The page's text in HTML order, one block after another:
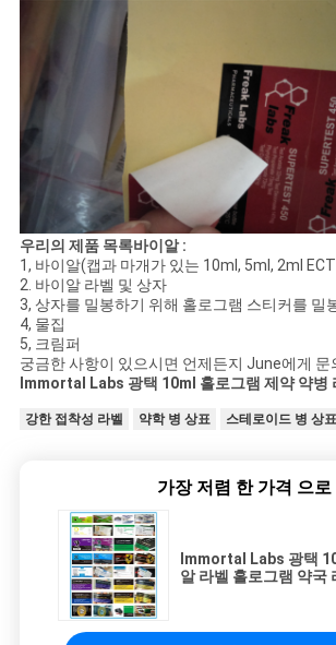
PRIVACY
POLICY
우리의 제품 목록바이알 :
1, 바이알(캡과 마개가 있는 10ml, 5ml, 2ml
2. 바이알 라벨 및 상자
3, 상자를 밀봉하기 위해 홀로그램 스티커를 밀
4, 물집
5, 크림퍼
궁금한 사항이 있으시면 언제든지 June에게 문
Immortal Labs 광택 10ml 홀로그램 제약 약병
강한 접착성 라벨 약학 병 상표 스테로이드 병 상표
가장 저렴 한 가격 으로
Immortal Labs 광택
알 라벨 홀로그램 약국